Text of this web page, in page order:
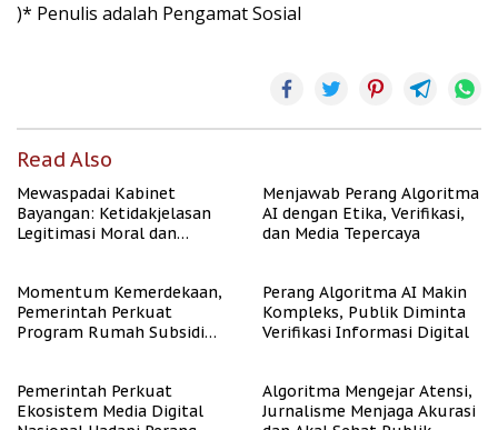
)* Penulis adalah Pengamat Sosial
Read Also
Mewaspadai Kabinet
Bayangan: Ketidakjelasan
Legitimasi Moral dan
Menjawab Perang Algoritma
AI dengan Etika, Verifikasi,
dan Media Tepercaya
Momentum Kemerdekaan,
Pemerintah Perkuat
Program Rumah Subsidi
Perang Algoritma AI Makin
Kompleks, Publik Diminta
Verifikasi Informasi Digital
Pemerintah Perkuat
Ekosistem Media Digital
Algoritma Mengejar Atensi,
Jurnalisme Menjaga Akurasi